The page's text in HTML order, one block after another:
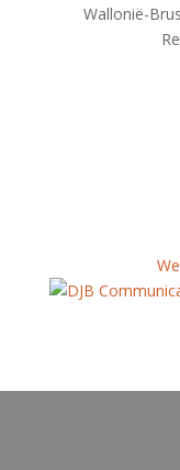
Wallonië-